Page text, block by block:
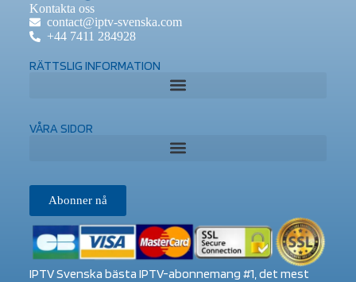
Kontakta oss
contact@iptv-svenska.com
+44 7411 284928
RÄTTSLIG INFORMATION
VÅRA SIDOR
Abonner nå
IPTV Svenska bästa IPTV-abonnemang #1, det mest